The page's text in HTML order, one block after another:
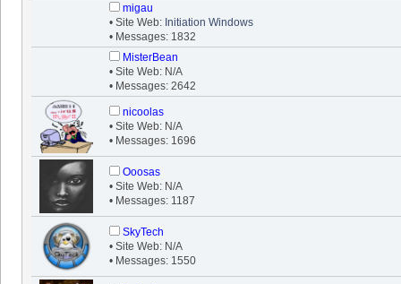
migau
• Site Web: Initiation Windows
• Messages: 1832
MisterBean
• Site Web: N/A
• Messages: 2642
nicoolas
• Site Web: N/A
• Messages: 1696
Ooosas
• Site Web: N/A
• Messages: 1187
SkyTech
• Site Web: N/A
• Messages: 1550